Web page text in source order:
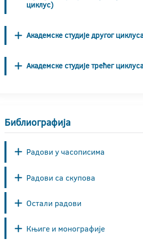
циклус)
Академске студије другог
Академске студије трећег
Библиографија
Радови у часописима
Радови са скупова
Остали радови
Књиге и монографије